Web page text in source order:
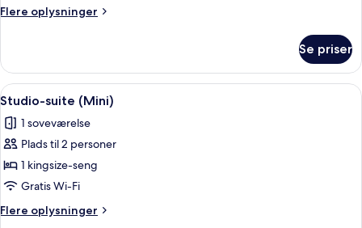
Flere oplysninger
Flere
Se priser
Indlæs
alle
billeder
af
Studio-
suite
(Mini)
Studio-suite (Mini) | Badeværelse |
6
Studio-suite (Mini)
1 soveværelse
Plads til 2 personer
1 kingsize-seng
Gratis Wi-Fi
Flere oplysninger
Flere